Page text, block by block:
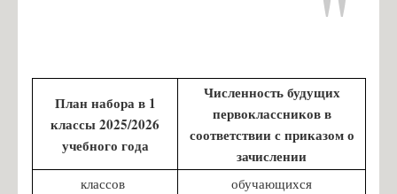
План набора в 1
классы 2025/2026
учебного года
Численность будущих
первоклассников в
соответствии с приказом о
зачислении
классов обучающихся